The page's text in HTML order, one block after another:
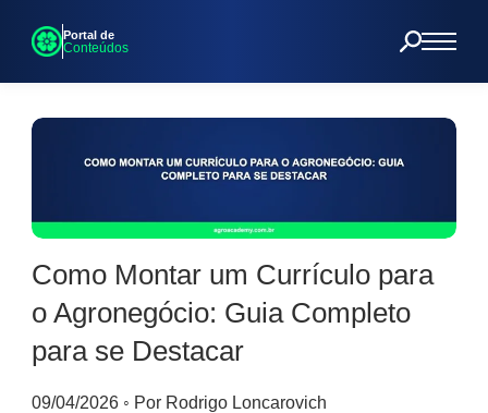
Portal de
Conteúdos
Como Montar um Currículo para
o Agronegócio: Guia Completo
para se Destacar
09/04/2026 ◦ Por Rodrigo Loncarovich